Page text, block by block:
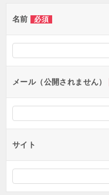
ー
シ
ン
名前 必須
メール（公開されません）
サイト